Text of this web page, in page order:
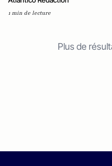
1 min de lecture
Plus de